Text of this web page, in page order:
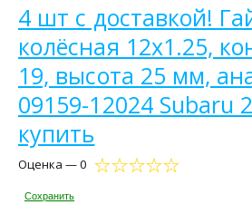
4 шт с доставкой!
колёсная 12х1.25,
19, высота 25 мм,
09159-12024 Subaru
купить
Оценка — 0
Сохранить